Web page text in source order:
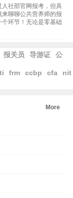
社部官网报考，但具
聊聊公共营养师的报
环节！无论是零基础
报关员 导游证
公
frm ccbp cfa
nit
More